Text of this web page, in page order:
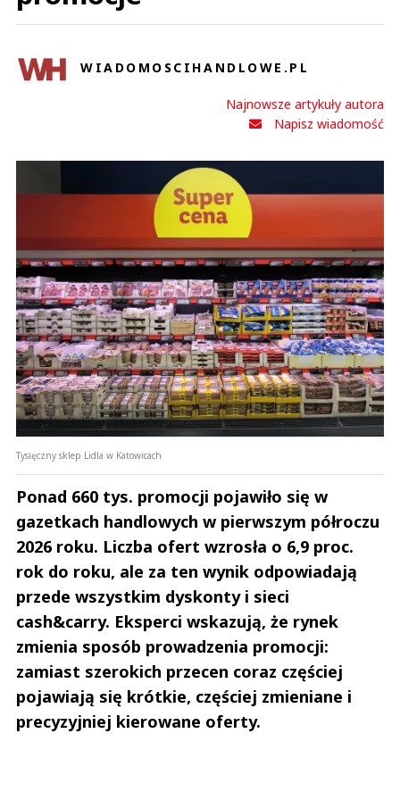
31.10.2018 / 10:46
This comment was minimized by the moderator on the site
mają dofinansowanie UE - zresztą przy obecnych dofinansowania
musieliby mocno się nagimnastykować, aby coś dostać z UE. A każda otwarta
platforma jest zawsze mile...
Szanowni - nie hejtujmy i opierajmy się na faktach, ze strony nie wynika że
mają dofinansowanie UE - zresztą przy obecnych dofinansowania
musieliby mocno się nagimnastykować, aby coś dostać z UE. A każda otwarta
platforma jest zawsze mile widziana - nawete ukierunkowana wyłącznie na
polskie produkty - po prostu takie określenie specyfiki platformy. Życzę
powodzenia
Czytaj całość
Karol
Odpowiedz
6
0
Alleocochodzi
This comment was minimized by the moderator on the site
Kasa była z UE do wyjęcia na takie projekty to skorzystali:) padnie jak już
kilka takich po paru miesiącach, Allegro ich zmiecie :)
Alleocochodzi
Odpowiedz
WIADOMOSCIHANDLOWE.PL
Najnowsze artykuły autora
Napisz wiadomość
Tysięczny sklep Lidla w Katowicach
Ponad 660 tys. promocji pojawiło się w
gazetkach handlowych w pierwszym półroczu
2026 roku. Liczba ofert wzrosła o 6,9 proc.
rok do roku, ale za ten wynik odpowiadają
przede wszystkim dyskonty i sieci
cash&carry. Eksperci wskazują, że rynek
zmienia sposób prowadzenia promocji:
zamiast szerokich przecen coraz częściej
pojawiają się krótkie, częściej zmieniane i
precyzyjniej kierowane oferty.